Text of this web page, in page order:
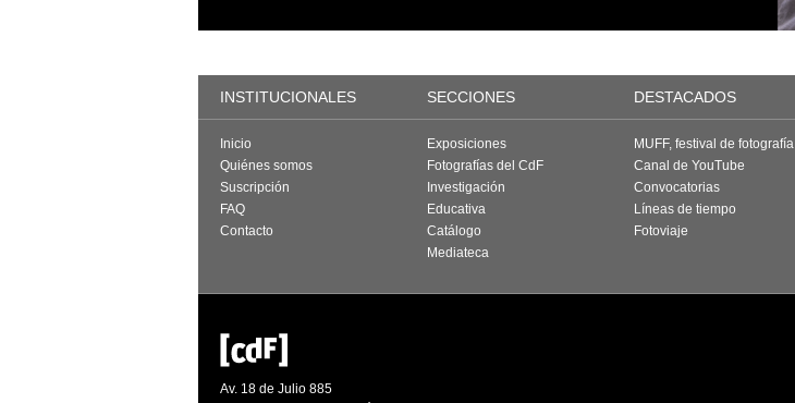
INSTITUCIONALES SECCIONES DESTACADOS
Inicio
Quiénes somos
Suscripción
FAQ
Contacto
Exposiciones
Fotografías del CdF
Investigación
Educativa
Catálogo
Mediateca
MUFF, festival de fotografía
Canal de YouTube
Convocatorias
Líneas de tiempo
Fotoviaje
Av. 18 de Julio 885